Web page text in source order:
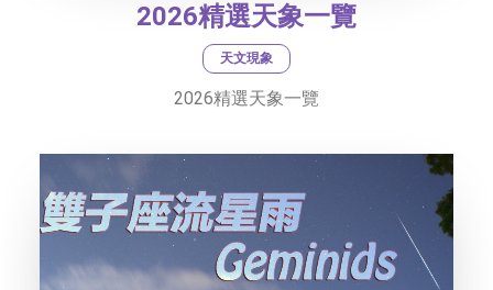
2026精選天象一覽
天文現象
2026精選天象一覽